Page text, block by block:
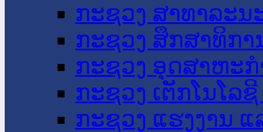
ກະຊວງ ສາທາລະນ
ກະຊວງ ສຶກສາທິກາ
ກະຊວງ ອຸດສາຫະ
ກະຊວງ ເຕັກໂນໂລ
ກະຊວງ ແຮງງານ